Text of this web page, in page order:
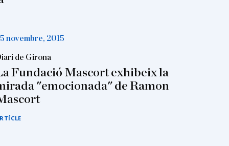
novembre, 2015
de Girona
Fundació Mascort exhibeix la
"emocionada" de Ramon